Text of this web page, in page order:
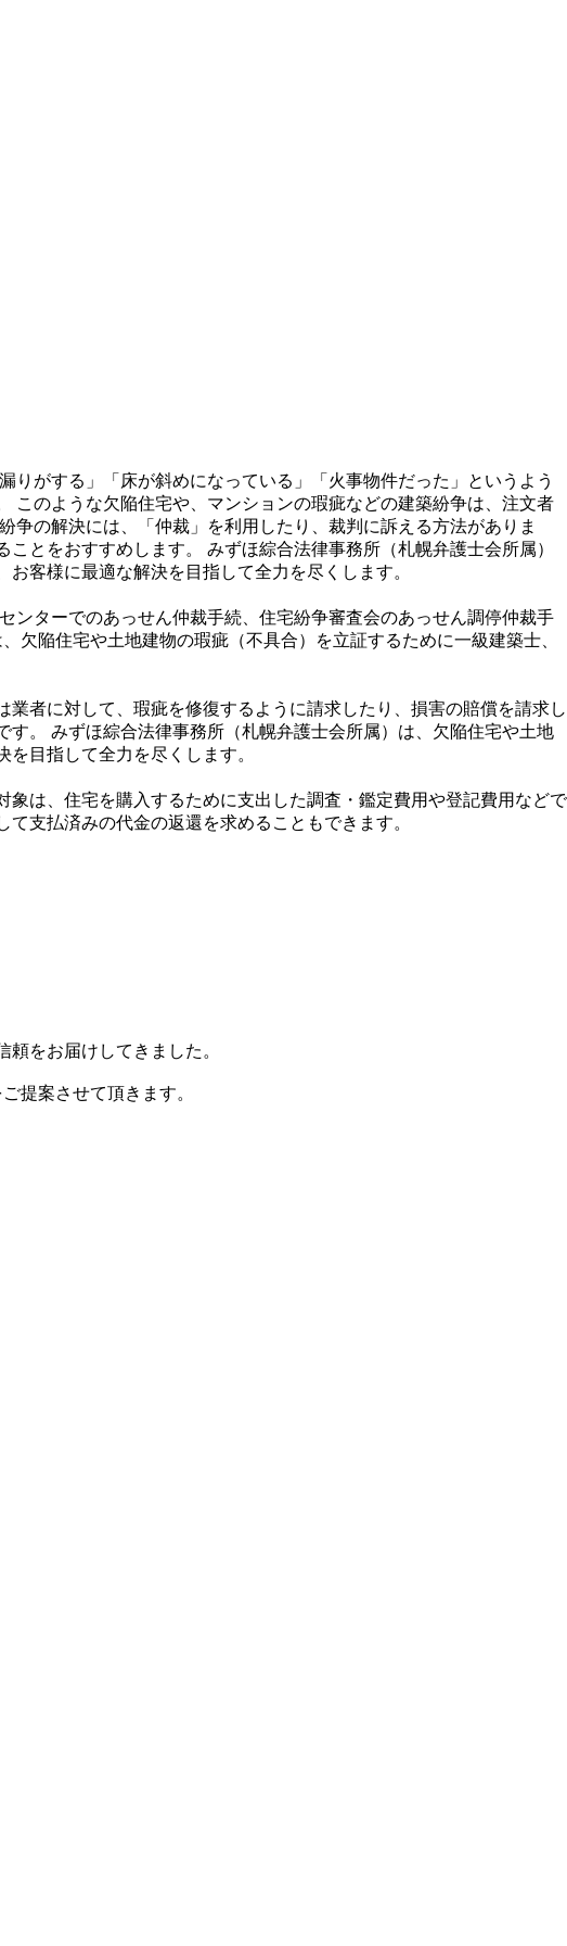
がする」「床が斜めになっている」「火事物件だった」というよう
このような欠陥住宅や、マンションの瑕疵などの建築紛争は、注文者
の解決には、「仲裁」を利用したり、裁判に訴える方法がありま
とをおすすめします。 みずほ綜合法律事務所（札幌弁護士会所属）
客様に最適な解決を目指して全力を尽くします。
ターでのあっせん仲裁手続、住宅紛争審査会のあっせん調停仲裁手
陥住宅や土地建物の瑕疵（不具合）を立証するために一級建築士、
者に対して、瑕疵を修復するように請求したり、損害の賠償を請求し
。 みずほ綜合法律事務所（札幌弁護士会所属）は、欠陥住宅や土地
目指して全力を尽くします。
は、住宅を購入するために支出した調査・鑑定費用や登記費用などで
支払済みの代金の返還を求めることもできます。
をお届けしてきました。
提案させて頂きます。